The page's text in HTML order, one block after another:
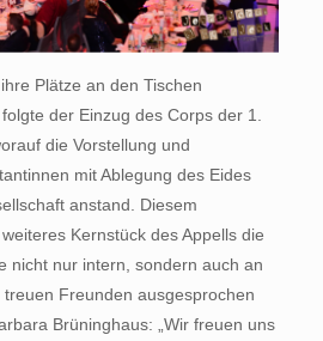
Plätze an den Tischen
der Einzug des Corps der 1.
die Vorstellung und
mit Ablegung des Eides
anstand. Diesem
Kernstück des Appells die
nicht nur intern, sondern auch an
Freunden ausgesprochen
Brüninghaus: „Wir freuen uns